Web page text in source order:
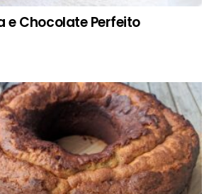
e Chocolate Perfeito